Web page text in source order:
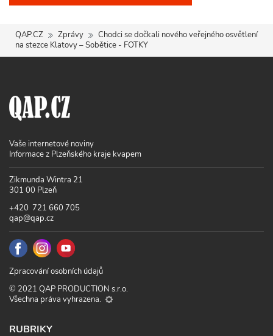
QAP.CZ Zprávy
Chodci se dočkali nového veřejného osvětlení
na stezce Klatovy – Sobětice - FOTKY
Vaše internetové noviny
Informace z Plzeňského kraje kvapem
Zikmunda Wintra 21
301 00 Plzeň
+420 721 660 705
qap@qap.cz
Zpracování osobních údajů
© 2021 QAP PRODUCTION s.r.o.
Všechna práva vyhrazena.
RUBRIKY